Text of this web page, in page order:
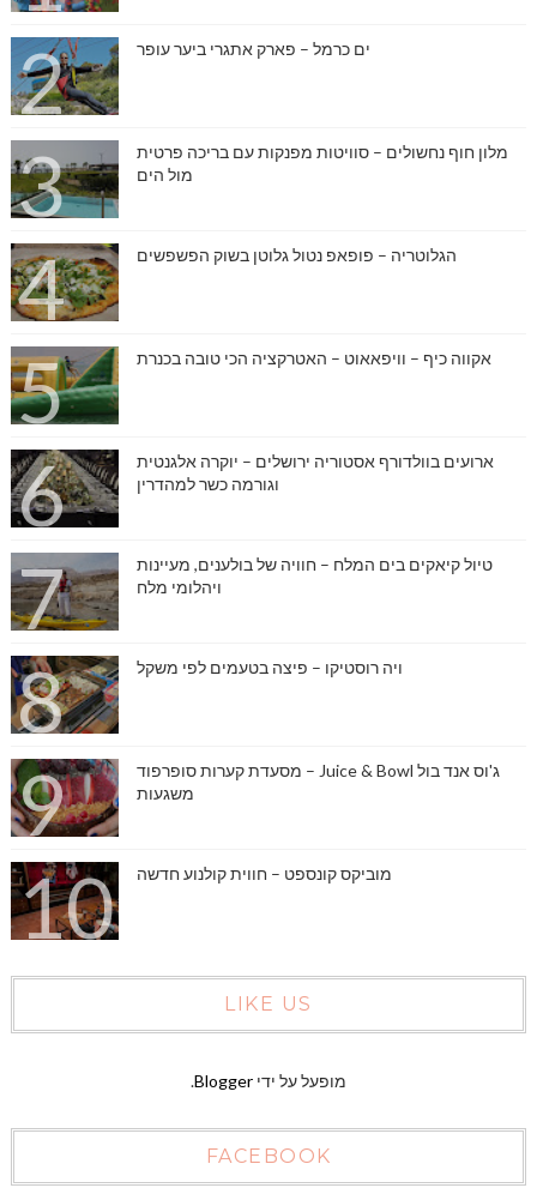
ים כרמל – פארק אתגרי ביער עופר
מלון חוף נחשולים – סוויטות מפנקות עם בריכה פרטית
מול הים
הגלוטריה – פופאפ נטול גלוטן בשוק הפשפשים
אקווה כיף – וויפאאוט – האטרקציה הכי טובה בכנרת
ארועים בוולדורף אסטוריה ירושלים – יוקרה אלגנטית
וגורמה כשר למהדרין
טיול קיאקים בים המלח – חוויה של בולענים, מעיינות
ויהלומי מלח
ויה רוסטיקו – פיצה בטעמים לפי משקל
ג'וס אנד בול Juice & Bowl – מסעדת קערות סופרפוד
משגעות
מוביקס קונספט – חווית קולנוע חדשה
LIKE US
מופעל על ידי Blogger
.
FACEBOOK